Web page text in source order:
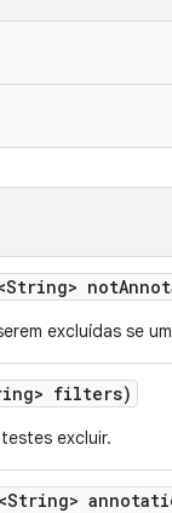
not
excluídas se
filters)
excluir.